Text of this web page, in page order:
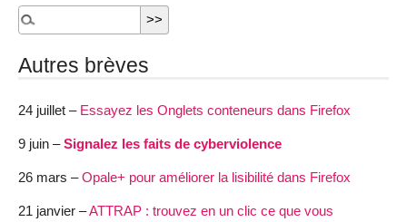
Autres brèves
24 juillet – Essayez les Onglets conteneurs dans Firefox
9 juin –Signalez les faits de cyberviolence
26 mars –Opale+ pour améliorer la lisibilité dans Firefox
21 janvier –ATTRAP : trouvez en un clic ce que vous